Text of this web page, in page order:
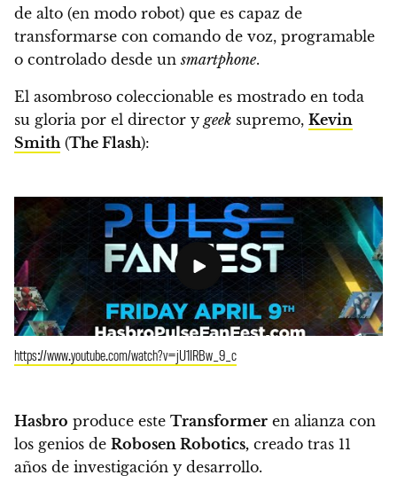
de alto (en modo robot) que es capaz de
transformarse con comando de voz, programable
o controlado desde unsmartphone.
El asombroso coleccionable es mostrado en toda
su gloria por el director y geek supremo, Kevin
Smith (The Flash):
https://www.youtube.com/watch?v=jU1IRBw_9_c
Hasbro produce este Transformer en alianza con
los genios de Robosen Robotics, creado tras 11
años de investigación y desarrollo.